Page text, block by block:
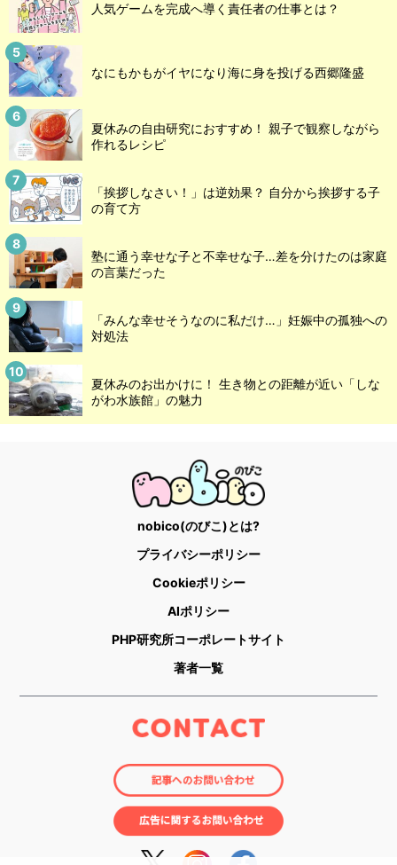
人気ゲームを完成へ導く責任者の仕事とは？
なにもかもがイヤになり海に身を投げる西郷隆盛
夏休みの自由研究におすすめ！ 親子で観察しながら
作れるレシピ
「挨拶しなさい！」は逆効果？ 自分から挨拶する子
の育て方
塾に通う幸せな子と不幸せな子…差を分けたのは家庭
の言葉だった
「みんな幸せそうなのに私だけ…」妊娠中の孤独への
対処法
夏休みのお出かけに！ 生き物との距離が近い「しな
がわ水族館」の魅力
nobico(のびこ)とは?
プライバシーポリシー
Cookieポリシー
AIポリシー
PHP研究所コーポレートサイト
著者一覧